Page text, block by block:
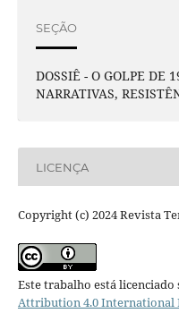
SEÇÃO
DOSSIÊ - O GOLPE DE
NARRATIVAS,
LICENÇA
Copyright (c) 2024 Revista
Este trabalho está licenciado
Attribution 4.0 International